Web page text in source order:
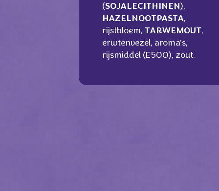
(SOJALECITHINEN ),
HAZELNOOTPASTA,
rijstbloem, TARWEMOUT,
erwtenvezel, aroma's,
rijsmiddel (E500), zout.